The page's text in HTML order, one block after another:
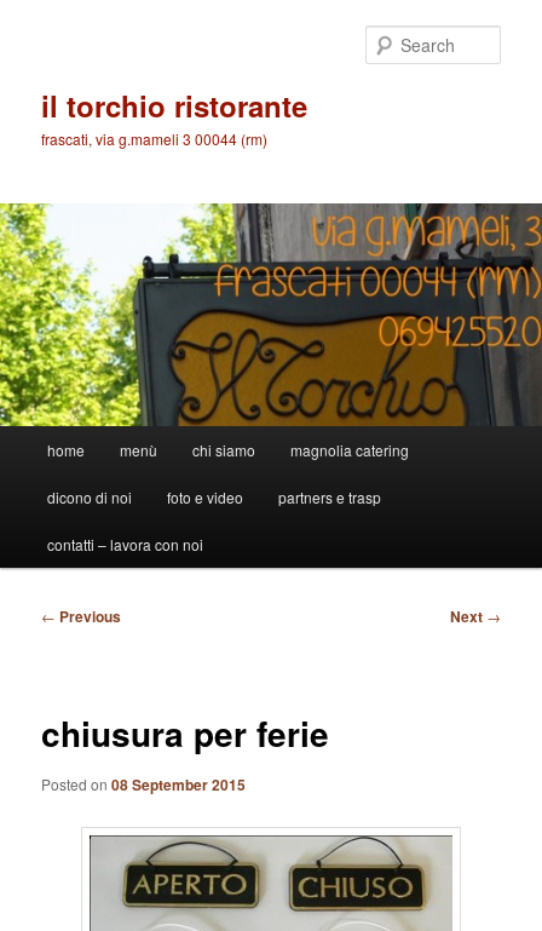
il torchio ristorante
frascati, via g.mameli 3 00044 (rm)
home menù chi siamo magnolia catering
dicono di noi foto e video partners e trasp
contatti – lavora con noi
Post
← Previous Next →
chiusura per ferie
Posted on08 September 2015